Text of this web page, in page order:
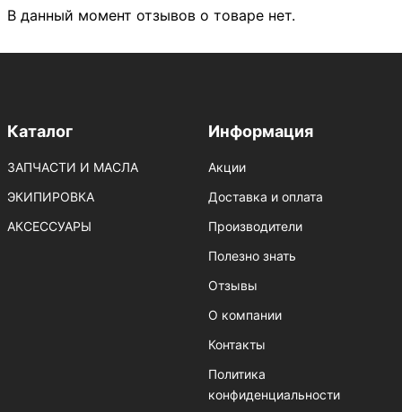
В данный момент отзывов о товаре нет.
Каталог
ЗАПЧАСТИ И МАСЛА
ЭКИПИРОВКА
АКСЕССУАРЫ
Информация
Акции
Доставка и оплата
Производители
Полезно знать
Отзывы
О компании
Контакты
Политика
конфиденциальности